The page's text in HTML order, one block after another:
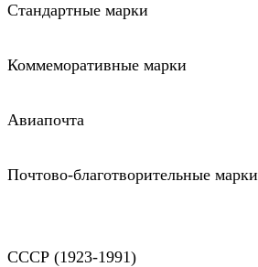
Стандартные марки
Коммеморативные марки
Авиапочта
Почтово-благотворительные марки
СССР (1923-1991)